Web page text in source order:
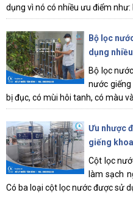
dụng vì nó có nhiều ưu điểm
Bộ lọc
dụng
Bộ lọc
nước
bị đục, có mùi hôi tanh, có màu
Ưu nhược
giếng
Cột lọc
làm sạch
Có ba loại cột lọc nước được sử